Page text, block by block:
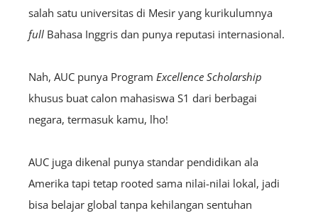
salah satu universitas di Mesir yang kurikulumnya
full Bahasa Inggris dan punya reputasi internasional.
Nah, AUC punya Program Excellence Scholarship
khusus buat calon mahasiswa S1 dari berbagai
negara, termasuk kamu, lho!
AUC juga dikenal punya standar pendidikan ala
Amerika tapi tetap rooted sama nilai-nilai lokal, jadi
bisa belajar global tanpa kehilangan sentuhan